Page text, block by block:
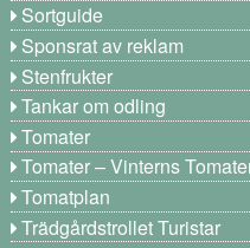
Sortguide
Sponsrat av reklam
Stenfrukter
Tankar om odling
Tomater
Tomater – Vinterns
Tomatplan
Trädgårdstrollet Turistar